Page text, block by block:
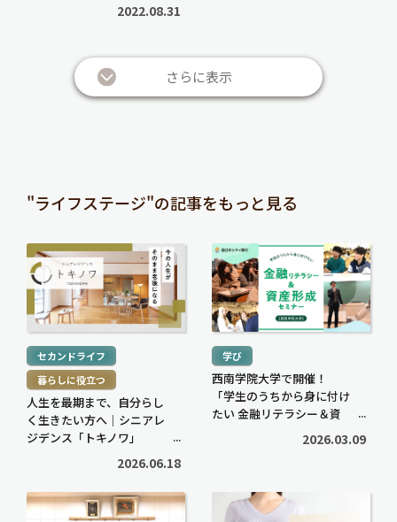
ズジャパン株式会社 三浦
2022.08.31
さらに表示
"ライフステージ"の記事をもっと見る
続
き
を
読
む
> セカンドライフ
暮らしに役立つ
人生を最期まで、自分らし
く生きたい方へ｜シニアレ
ジデンス「トキノワ」
2026.06.18
続
き
を
読
む
> 学び
西南学院大学で開催！
「学生のうちから身に付け
たい 金融リテラシー＆資
産形成セミナー」に密着
2026.03.09
続